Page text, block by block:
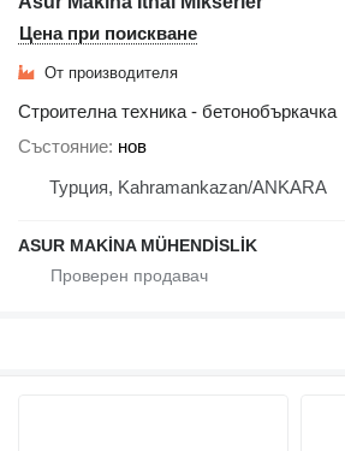
Цена при поискване
От производителя
Строителна техника - бетонобъркачка
Състояние нов
Турция, Kahramankazan/ANKARA
ASUR MAKİNA MÜHENDİSLİK